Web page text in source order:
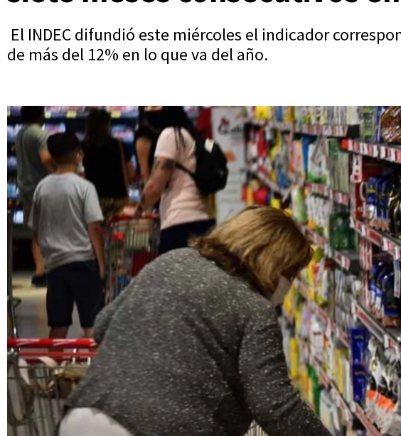
El INDEC difundió este miércoles el indicador
de más del 12% en lo que va del año.